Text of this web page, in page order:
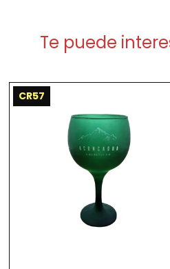
Te puede
CR57